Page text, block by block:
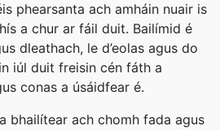
phearsanta ach amháin nuair is
a chur ar fáil duit. Bailímid é
dleathach, le d’eolas agus do
iúl duit freisin cén fáth a
conas a úsáidfear é.
bhailítear ach chomh fada agus